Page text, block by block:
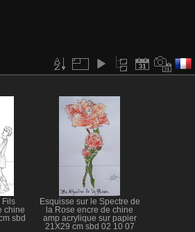
Fils
chine
sbd
Esquisse sur le Spectre de
la Rose encre de chine
amp acrylique sur papier
21X29 cm sbd 02 10 07